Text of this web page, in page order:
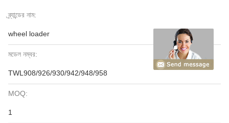
ব্র্যান্ডের নাম:
wheel loader
মডেল নম্বর:
TWL908/926/930/942/948/958
MOQ:
1